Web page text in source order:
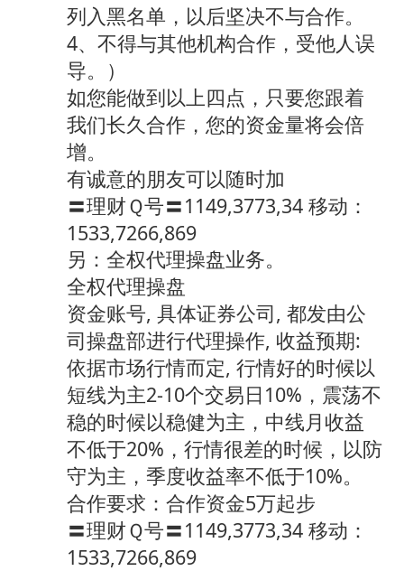
列入黑名单，以后坚决不与合作。
4、不得与其他机构合作，受他人误
导。）
如您能做到以上四点，只要您跟着
我们长久合作，您的资金量将会倍
增。
有诚意的朋友可以随时加
〓理财Ｑ号〓1149,3773,34 移动：
1533,7266,869
另：全权代理操盘业务。
全权代理操盘
资金账号, 具体证券公司, 都发由公
司操盘部进行代理操作, 收益预期:
依据市场行情而定, 行情好的时候以
短线为主2-10个交易日10%，震荡不
稳的时候以稳健为主，中线月收益
不低于20%，行情很差的时候，以防
守为主，季度收益率不低于10%。
合作要求：合作资金5万起步
〓理财Ｑ号〓1149,3773,34 移动：
1533,7266,869